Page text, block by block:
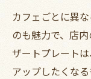
カフェごとに異
のも魅力で、店
ザートプレート
アップしたくな